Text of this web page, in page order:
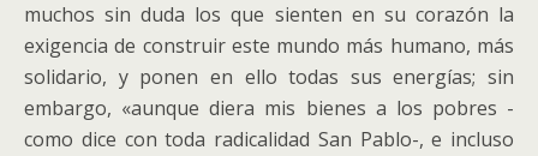
muchos sin duda los que sienten en su corazón la
exigencia de construir este mundo más humano, más
solidario, y ponen en ello todas sus energías; sin
embargo, «aunque diera mis bienes a los pobres -
como dice con toda radicalidad San Pablo-, e incluso